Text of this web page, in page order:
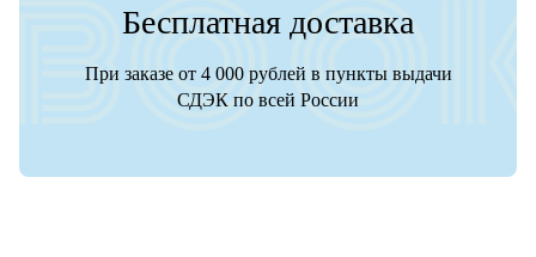
Бесплатная доставка
При заказе от 4 000 рублей в пункты выдачи
СДЭК по всей России